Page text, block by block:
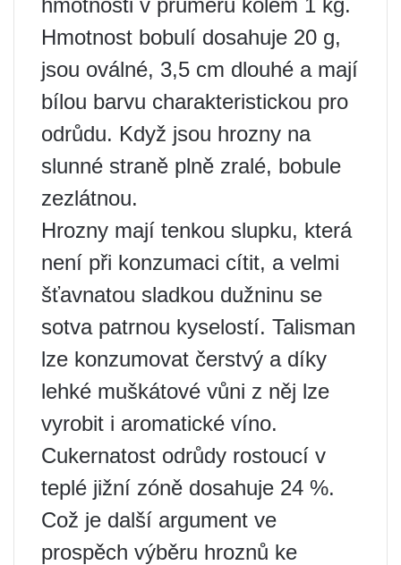
hmotnosti v průměru kolem 1 kg.
Hmotnost bobulí dosahuje 20 g,
jsou oválné, 3,5 cm dlouhé a mají
bílou barvu charakteristickou pro
odrůdu. Když jsou hrozny na
slunné straně plně zralé, bobule
zezlátnou.
Hrozny mají tenkou slupku, která
není při konzumaci cítit, a velmi
šťavnatou sladkou dužninu se
sotva patrnou kyselostí. Talisman
lze konzumovat čerstvý a díky
lehké muškátové vůni z něj lze
vyrobit i aromatické víno.
Cukernatost odrůdy rostoucí v
teplé jižní zóně dosahuje 24 %.
Což je další argument ve
prospěch výběru hroznů ke